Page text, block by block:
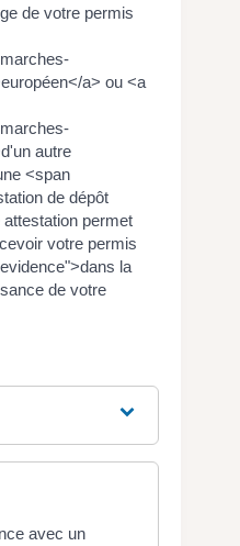
de votre permis
a> ou <a
autre
<span
de dépôt
permet
votre permis
la
de votre
avec un